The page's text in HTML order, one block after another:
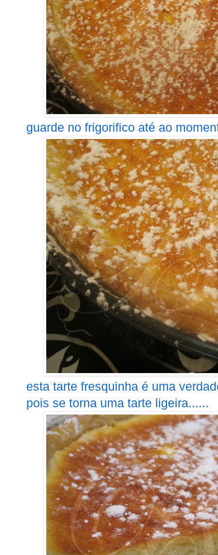
guarde no frigorifico até ao
esta tarte fresquinha é uma
pois se torna uma tarte ligeira......